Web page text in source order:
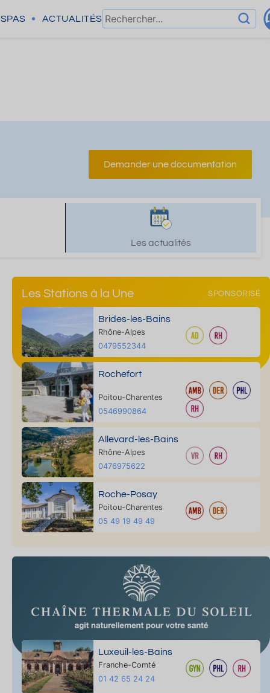
SPAS ACTUALITÉS
Demander une documentation
Les actualités
Les Stations à la Une SPONSORISÉ
Brides-les-Bains
Rhône-Alpes
0479552344
Rochefort
Poitou-Charentes
0546990864
Allevard-les-Bains
Rhône-Alpes
0476975622
Roche-Posay
Poitou-Charentes
05 49 19 49 49
Luxeuil-les-Bains
Franche-Comté
01 42 65 24 24